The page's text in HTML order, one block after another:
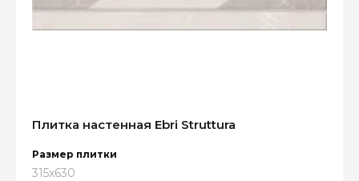
Плитка настенная Ebri Struttura
Размер плитки
315x630